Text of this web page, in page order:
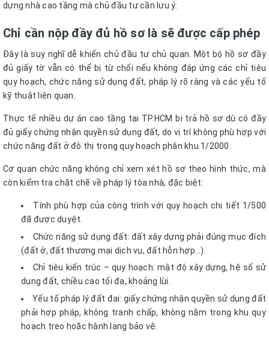
dựng nhà cao tầng mà chủ đầu tư cần lưu ý:
Chỉ cần nộp đầy đủ hồ sơ là sẽ được cấp phép
Đây là suy nghĩ dễ khiến chủ đầu tư chủ quan. Một bộ hồ sơ đầy
đủ giấy tờ vẫn có thể bị từ chối nếu không đáp ứng các chỉ tiêu
quy hoạch, chức năng sử dụng đất, pháp lý rõ ràng và các yếu tố
kỹ thuật liên quan.
Thực tế nhiều dự án cao tầng tại TP.HCM bị trả hồ sơ dù có đầy
đủ giấy chứng nhận quyền sử dụng đất, do vị trí không phù hợp với
chức năng đất ở đô thị trong quy hoạch phân khu 1/2000.
Cơ quan chức năng không chỉ xem xét hồ sơ theo hình thức, mà
còn kiểm tra chặt chẽ về pháp lý tòa nhà, đặc biệt:
Tính phù hợp của công trình với quy hoạch chi tiết 1/500
đã được duyệt.
Chức năng sử dụng đất: đất xây dựng phải đúng mục đích
(đất ở, đất thương mại dịch vụ, đất hỗn hợp…).
Chỉ tiêu kiến trúc – quy hoạch: mật độ xây dựng, hệ số sử
dụng đất, chiều cao tối đa, khoảng lùi.
Yếu tố pháp lý đất đai: giấy chứng nhận quyền sử dụng đất
phải hợp pháp, không tranh chấp, không nằm trong khu quy
hoạch treo hoặc hành lang bảo vệ.